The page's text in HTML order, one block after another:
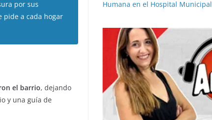
por sus
pide a cada hogar
el barrio, dejando
y una guía de
Humana en el Hospital Municipal